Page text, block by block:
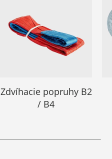
Zdvíhacie popruhy B2
/ B4